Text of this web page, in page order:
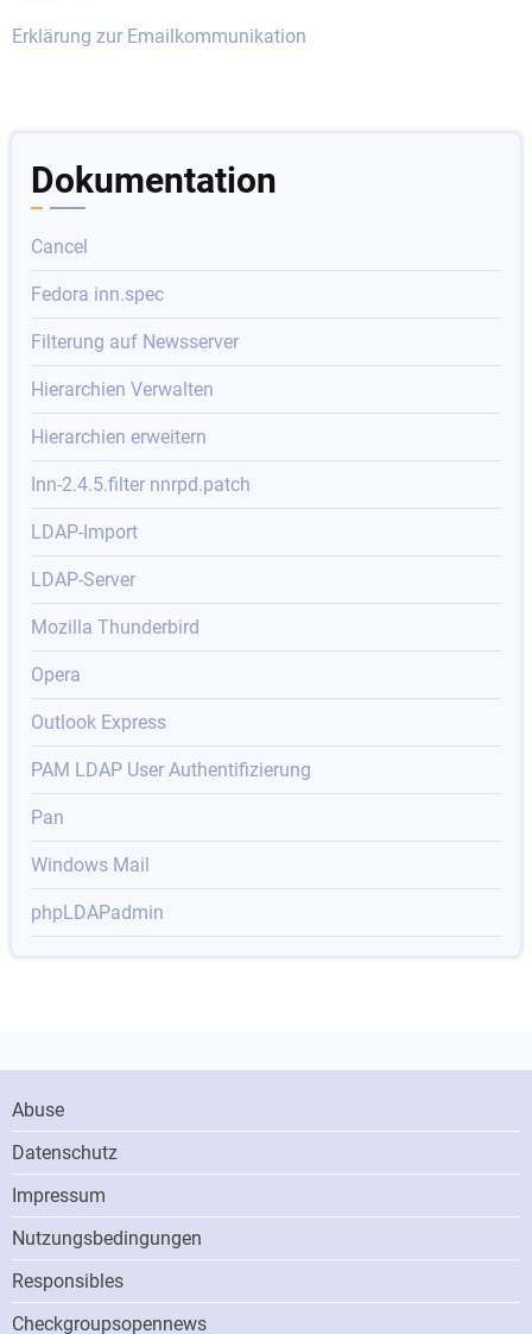
Erklärung zur Emailkommunikation
Dokumentation
Cancel
Fedora inn.spec
Filterung auf Newsserver
Hierarchien Verwalten
Hierarchien erweitern
Inn-2.4.5.filter nnrpd.patch
LDAP-Import
LDAP-Server
Mozilla Thunderbird
Opera
Outlook Express
PAM LDAP User Authentifizierung
Pan
Windows Mail
phpLDAPadmin
Footer
Menu
Abuse
Datenschutz
Impressum
Nutzungsbedingungen
Responsibles
ONN
Checkgroupsopennews